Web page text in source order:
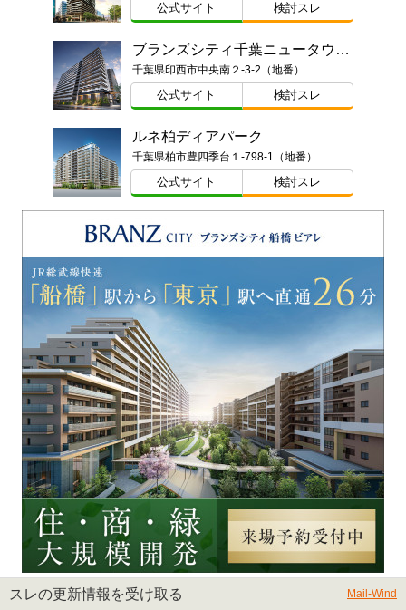
公式サイト 検討スレ
ブランズシティ千葉ニュータウン中央
千葉県印西市中央南２-3-2（地番）
公式サイト 検討スレ
ルネ柏ディアパーク
千葉県柏市豊四季台１-798-1（地番）
公式サイト 検討スレ
スレの更新情報を受け取る Mail-Wind